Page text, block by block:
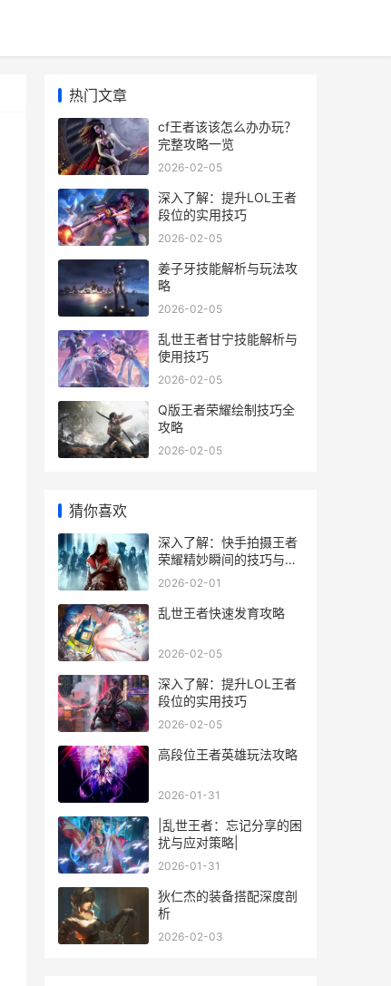
热门文章
cf王者该该怎么办办玩？
完整攻略一览
2026-02-05
深入了解：提升LOL王者
段位的实用技巧
2026-02-05
姜子牙技能解析与玩法攻
略
2026-02-05
乱世王者甘宁技能解析与
使用技巧
2026-02-05
Q版王者荣耀绘制技巧全
攻略
2026-02-05
猜你喜欢
深入了解：快手拍摄王者
荣耀精妙瞬间的技巧与攻
略
2026-02-01
乱世王者快速发育攻略
2026-02-05
深入了解：提升LOL王者
段位的实用技巧
2026-02-05
高段位王者英雄玩法攻略
2026-01-31
|乱世王者：忘记分享的困
扰与应对策略|
2026-01-31
狄仁杰的装备搭配深度剖
析
2026-02-03